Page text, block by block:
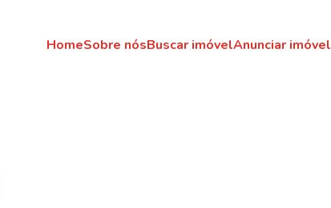
HomeSobre nósBuscar imóvelAnunciar imóvel